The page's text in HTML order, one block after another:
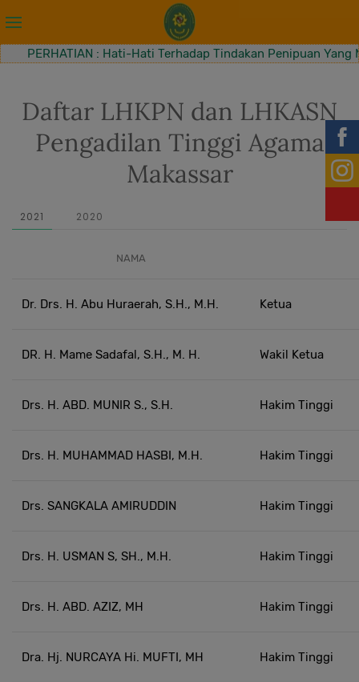
PERHATIAN : Hati-Hati Terhadap Tindakan Penipuan
Daftar LHKPN dan LHKASN
Pengadilan Tinggi Agama
Makassar
2021 2020
NAMA
Dr. Drs. H. Abu Huraerah, S.H., M.H. Ketua
DR. H. Mame Sadafal, S.H., M. H. Wakil Ketua
Drs. H. ABD. MUNIR S., S.H. Hakim Tinggi
Drs. H. MUHAMMAD HASBI, M.H. Hakim Tinggi
Drs. SANGKALA AMIRUDDIN Hakim Tinggi
Drs. H. USMAN S, SH., M.H. Hakim Tinggi
Drs. H. ABD. AZIZ, MH Hakim Tinggi
Dra. Hj. NURCAYA Hi. MUFTI, MH Hakim Tinggi